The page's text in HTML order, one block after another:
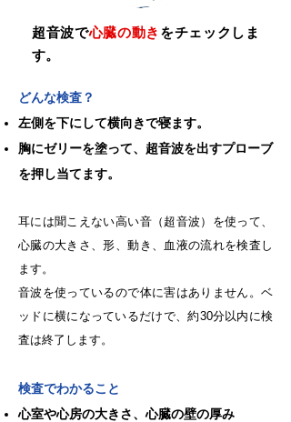
超音波で心臓の動き をチェックしま
す。
どんな検査？
左側を下にして横向きで寝ます。
胸にゼリーを塗って、超音波を出すプローブ
を押し当てます。
耳には聞こえない高い音（超音波）を使って、
心臓の大きさ、形、動き、血液の流れを検査し
ます。
音波を使っているので体に害はありません。ベ
ッドに横になっているだけで、約30分以内に検
査は終了します。
検査でわかること
心室や心房の大きさ、心臓の壁の厚み